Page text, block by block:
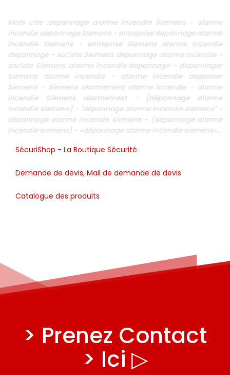
Mots clés :depannage alarme incendie Siemens - alarme
incendie depannage Siemens - entreprise depannage alarme
incendie Siemens - entreprise Siemens alarme incendie
depannage - societe Siemens depannage alarme incendie -
societe Siemens alarme incendie depannage - depannager
Siemens alarme incendie - alarme incendie depanner
Siemens - Siemens réarmement alarme incendie - alarme
incendie Siemens réarmement - [dépannage alarme
incendie siemens] - "dépannage alarme incendie siemens" -
dépannage alarme incendie siemens - (dépannage alarme
incendie siemens) - «dépannage alarme incendie siemens»...
SécuriShop - La Boutique Sécurité
Demande de devis, Mail de demande de devis
Catalogue des produits
> Prenez Contact
> Ici ▷